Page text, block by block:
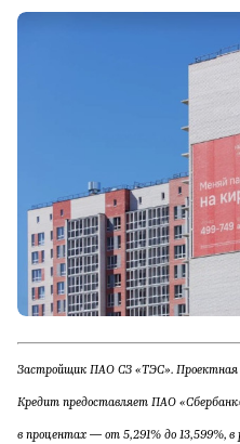
Застройщик ПАО СЗ «ТЭС». Проектная
Кредит предоставляет ПАО
в процентах — от 5,291% до 13,599%,